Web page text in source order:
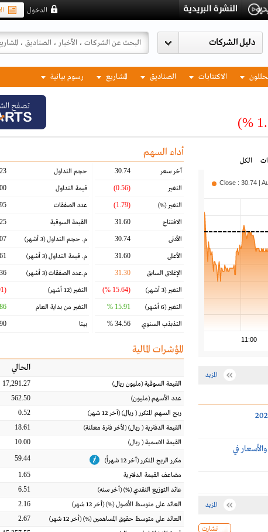
الدخول
الاكتتابات الصناديق المشاريع رسوم بيانية
تصفح
الكل
11:00
Close : 30.74 |
المزيد
في
المزيد
تشارت
أداء السهم
آخر سعر 30.74
التغير (0.56)
التغير(%)
(1.79)
الافتتاح 31.60
الأدنى 30.74
الأعلى 31.60
الإغلاق السابق 31.30
التغير(3 أشهر) (15.64 %)
التغير(6 أشهر) 15.91 %
التذبذب السنوي 34.56 %
حجم التداول
قيمة التداول
عدد الصفقات
القيمة السوقية
م. حجم التداول(3 أشهر)
م. قيمة التداول(3 أشهر)
م.عدد الصفقات(3 أشهر)
التغير(12 أشهر) (1.91 %)
التغير من بداية العام %
بيتا
المؤشرات المالية
الحالي
القيمة السوقية(مليون ريال)
17,291.27
عدد الأسهم(مليون)
562.50
ربح السهم المتكرر( ريال) (آخر 12 شهر)
0.52
القيمة الدفترية( ريال) (لأخر فترة معلنة)
18.61
القيمة الاسمية( ريال)
10.00
مكرر الربح المتكرر (آخر 12 شهراً) 59.44
مضاعف القيمة الدفترية
1.65
عائد التوزيع النقدي(%) (أخر سنه)
6.51
العائد على متوسط الأصول(%) (أخر 12 شهر)
2.16
العائد على متوسط حقوق المساهمين(%) (أخر 12 شهر)
2.67